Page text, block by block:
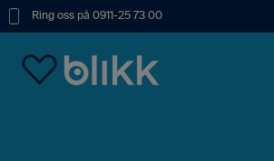
Ring oss på 0911-25 73 00